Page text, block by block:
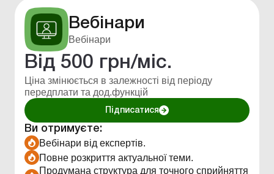
Чеклісти - допомагають забезпечити
послідовність, правильність і повноту
виконання завдання.
Вебінари
Вебінари
Від 500 грн/міс.
Ціна змінюється в залежності від періоду
передплати та дод.функцій
Підписатися
Ви отримуєте:
Вебінари від експертів.
Повне розкриття актуальної теми.
Продумана структура для точного сприйняття